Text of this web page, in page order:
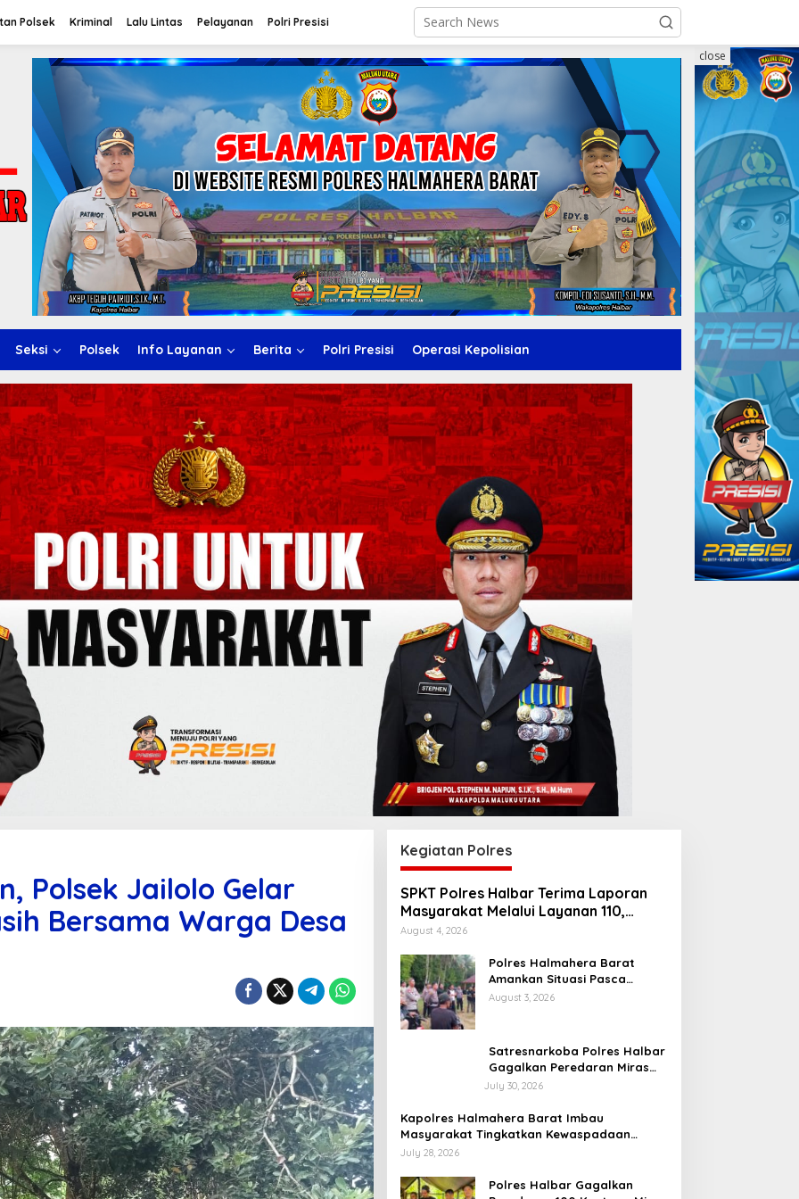
Polsek Kriminal Lalu Lintas Pelayanan Polri Presisi
Seksi Polsek Info Layanan Berita Polri Presisi Operasi Kepolisian
close
Polsek Jailolo Gelar
Bersama Warga Desa
Kegiatan Polres
SPKT Polres Halbar Terima Laporan
Masyarakat Melalui Layanan 110,
Wujud Pelayanan Presisi 24 Jam
August 4, 2026
Polres Halmahera Barat
Amankan Situasi Pasca
Tarkam Di Tiga Desa, Mediasi
August 3, 2026
Satresnarkoba Polres Halbar
Gagalkan Peredaran Miras
Cap Tikus, Sita Ratusan
July 30, 2026
Kapolres Halmahera Barat Imbau
Masyarakat Tingkatkan Kewaspadaan
Cegah Kebakaran
July 28, 2026
Polres Halbar Gagalkan